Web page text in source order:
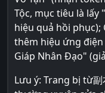
Tộc, mục tiêu là lấy
hiệu quả hồi phục);
thêm hiệu ứng
Giáp Nhân Đạo"
Lưu ý: Trang bị từ